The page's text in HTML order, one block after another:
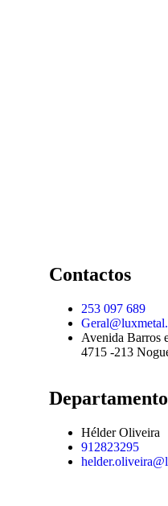
Contactos
253 097 689
Avenida Barros
4715 -213
Hélder Oliveira
912823295